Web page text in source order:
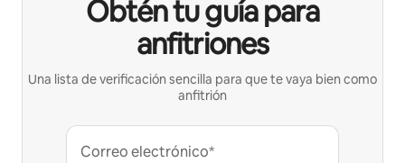
Obtén tu guía para
anfitriones
Una lista de verificación sencilla para que te vaya bien como
anfitrión
Correo electrónico*